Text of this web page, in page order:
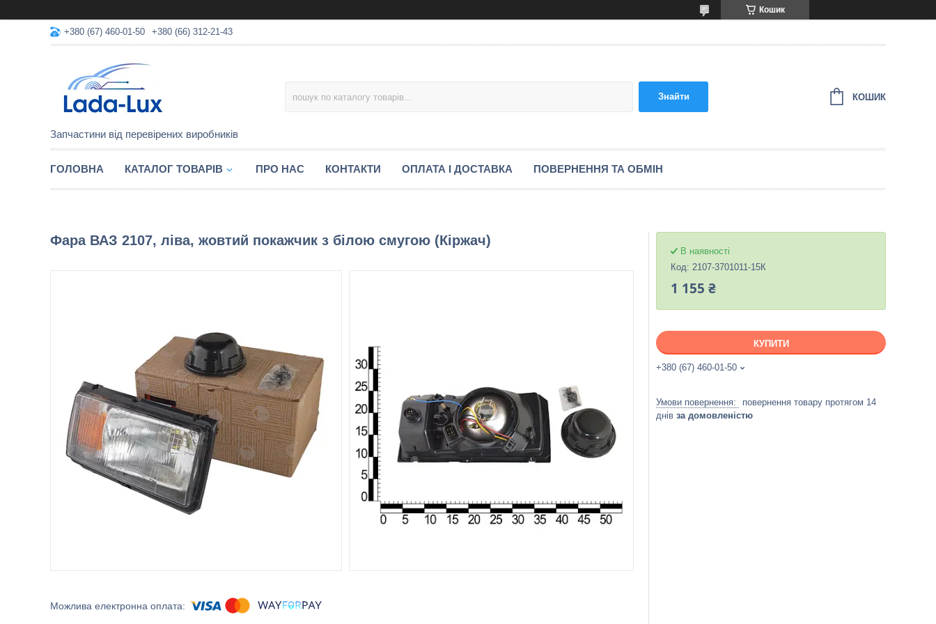
Кошик
+380 (67) 460-01-50 +380 (66) 312-21-43
Запчастини від перевірених виробників
Знайти КОШИК
ГОЛОВНА КАТАЛОГ ТОВАРІВ ПРО НАС КОНТАКТИ ОПЛАТА І ДОСТАВКА ПОВЕРНЕННЯ ТА ОБМІН
Фара ВАЗ 2107, ліва, жовтий покажчик з білою смугою (Кіржач)
В наявності
Код: 2107-3701011-15К
1 155 ₴
КУПИТИ
+380 (67) 460-01-50
повернення товару протягом 14
днів за домовленістю